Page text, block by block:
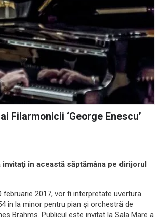
Filarmonicii ‘George Enescu’
în această săptămâna pe dirijorul
2017, vor fi interpretate uvertura
în la minor pentru pian și orchestră de
Brahms. Publicul este invitat la Sala Mare a